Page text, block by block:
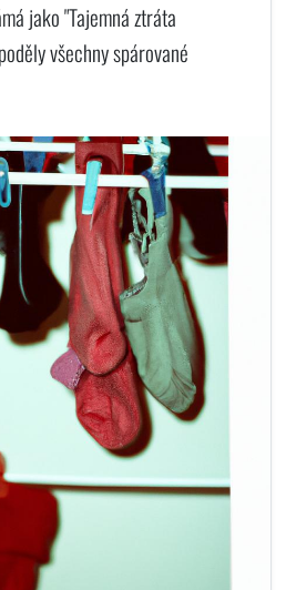
jako "Tajemná ztráta
všechny spárované